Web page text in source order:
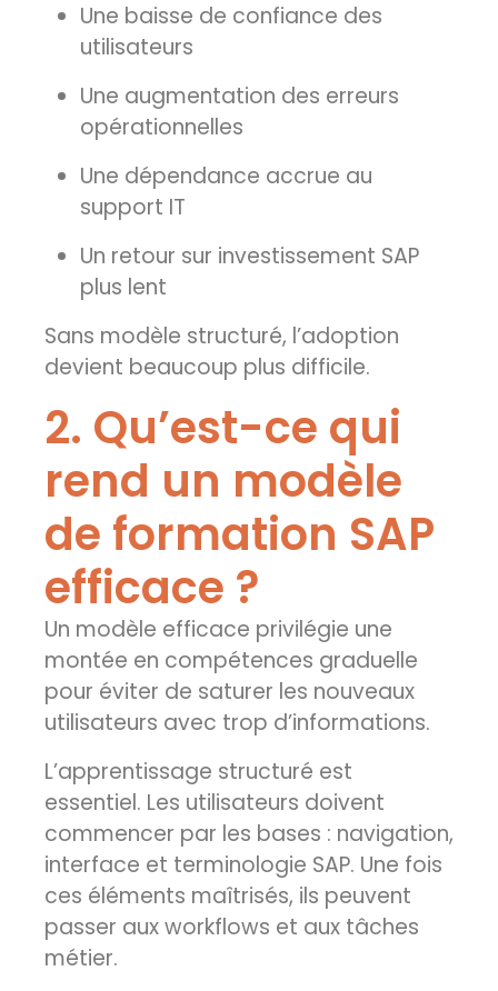
Une baisse de confiance des
utilisateurs
Une augmentation des erreurs
opérationnelles
Une dépendance accrue au
support IT
Un retour sur investissement SAP
plus lent
Sans modèle structuré, l’adoption
devient beaucoup plus difficile.
2. Qu’est-ce qui
rend un modèle
de formation SAP
efficace ?
Un modèle efficace privilégie une
montée en compétences graduelle
pour éviter de saturer les nouveaux
utilisateurs avec trop d’informations.
L’apprentissage structuré est
essentiel. Les utilisateurs doivent
commencer par les bases : navigation,
interface et terminologie SAP. Une fois
ces éléments maîtrisés, ils peuvent
passer aux workflows et aux tâches
métier.